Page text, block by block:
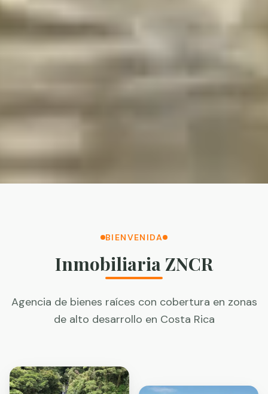
BIENVENIDA
Inmobiliaria ZNCR
Agencia de bienes raíces con cobertura en zonas
de alto desarrollo en Costa Rica